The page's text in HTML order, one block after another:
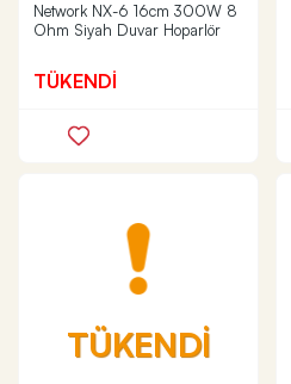
Network NX-6 16cm 300W 8
Ohm Siyah Duvar Hoparlör
TÜKENDİ
TÜKENDİ